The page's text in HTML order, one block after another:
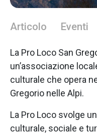
Articolo Eventi
La Pro Loco San
un’associazione
culturale che opera
Gregorio nelle Alpi.
La Pro Loco svolge
culturale, sociale e